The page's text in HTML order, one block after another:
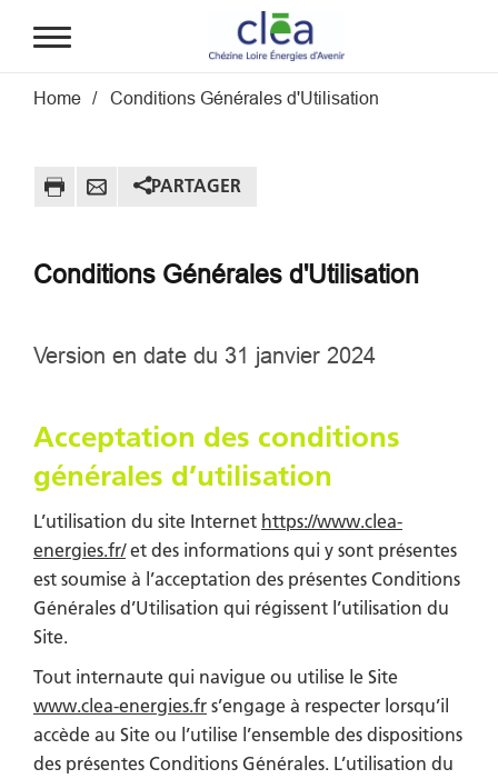
Fil d'Ariane
Home Conditions Générales d'Utilisation
PARTAGER
Conditions Générales d'Utilisation
Version en date du 31 janvier 2024
Acceptation des conditions
générales d’utilisation
L’utilisation du site Internet https://www.clea-
energies.fr/et des informations qui y sont présentes
est soumise à l’acceptation des présentes Conditions
Générales d’Utilisation qui régissent l’utilisation du
Site.
Tout internaute qui navigue ou utilise le Site
www.clea-energies.fr s’engage à respecter lorsqu’il
accède au Site ou l’utilise l’ensemble des dispositions
des présentes Conditions Générales. L’utilisation du